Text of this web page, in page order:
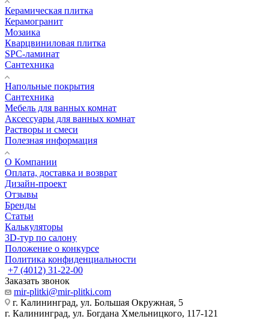
Керамическая плитка
Керамогранит
Мозаика
Кварцвиниловая плитка
SPC-ламинат
Сантехника
Напольные покрытия
Сантехника
Мебель для ванных комнат
Аксессуары для ванных комнат
Растворы и смеси
Полезная информация
О Компании
Оплата, доставка и возврат
Дизайн-проект
Отзывы
Бренды
Статьи
Калькуляторы
3D-тур по салону
Положение о конкурсе
Политика конфиденциальности
+7 (4012) 31-22-00
Заказать звонок
mir-plitki@mir-plitki.com
г. Калининград, ул. Большая Окружная, 5
г. Калининград, ул. Богдана Хмельницкого, 117-121